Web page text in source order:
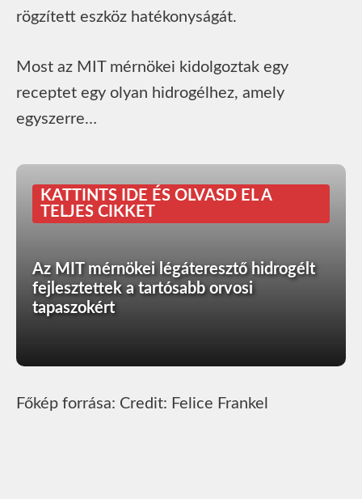
rögzített eszköz hatékonyságát.
Most az MIT mérnökei kidolgoztak egy
receptet egy olyan hidrogélhez, amely
egyszerre…
KATTINTS IDE ÉS OLVASD EL A
TELJES CIKKET
Az MIT mérnökei légáteresztő hidrogélt
fejlesztettek a tartósabb orvosi
tapaszokért
Főkép forrása: Credit: Felice Frankel